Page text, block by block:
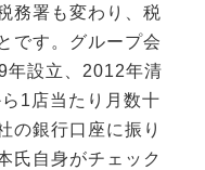
務署も変わり、税
です。グループ会
年設立、2012年清
1店当たり月数十
の銀行口座に振り
氏自身がチェック